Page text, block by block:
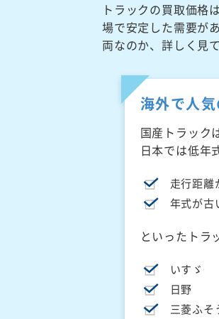
トラックの買取価格
場で安定した需要が
両なのか、詳しく見
海外で人
国産トラック
日本では低年
走行距離
年式が古
といったトラ
いすゞ
日野
三菱ふそ